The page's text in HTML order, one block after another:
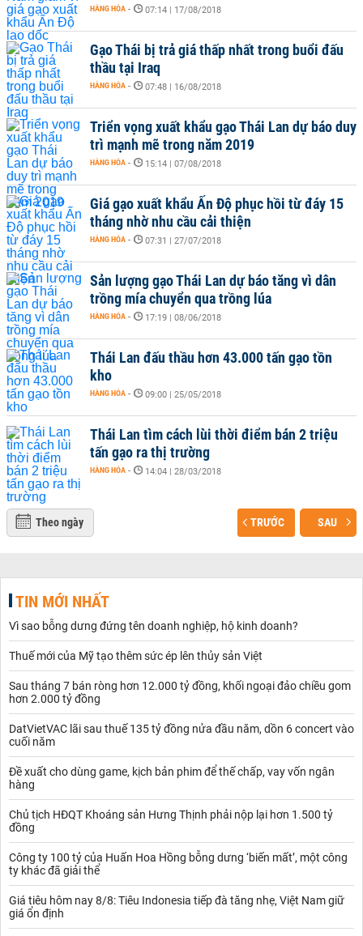
HÀNG HÓA - 07:14 | 17/08/2018
Gạo Thái bị trả giá thấp nhất trong buổi đấu
thầu tại Iraq
HÀNG HÓA - 07:48 | 16/08/2018
Triển vọng xuất khẩu gạo Thái Lan dự báo duy
trì mạnh mẽ trong năm 2019
HÀNG HÓA - 15:14 | 07/08/2018
Giá gạo xuất khẩu Ấn Độ phục hồi từ đáy 15
tháng nhờ nhu cầu cải thiện
HÀNG HÓA - 07:31 | 27/07/2018
Sản lượng gạo Thái Lan dự báo tăng vì dân
trồng mía chuyển qua trồng lúa
HÀNG HÓA - 17:19 | 08/06/2018
Thái Lan đấu thầu hơn 43.000 tấn gạo tồn
kho
HÀNG HÓA - 09:00 | 25/05/2018
Thái Lan tìm cách lùi thời điểm bán 2 triệu
tấn gạo ra thị trường
HÀNG HÓA - 14:04 | 28/03/2018
Theo ngày TRƯỚC SAU
TIN MỚI NHẤT
Vì sao bỗng dưng đứng tên doanh nghiệp, hộ kinh doanh?
Thuế mới của Mỹ tạo thêm sức ép lên thủy sản Việt
Sau tháng 7 bán ròng hơn 12.000 tỷ đồng, khối ngoại đảo chiều gom
hơn 2.000 tỷ đồng
DatVietVAC lãi sau thuế 135 tỷ đồng nửa đầu năm, dồn 6 concert vào
cuối năm
Đề xuất cho dùng game, kịch bản phim để thế chấp, vay vốn ngân
hàng
Chủ tịch HĐQT Khoáng sản Hưng Thịnh phải nộp lại hơn 1.500 tỷ
đồng
Công ty 100 tỷ của Huấn Hoa Hồng bỗng dưng ‘biến mất’, một công
ty khác đã giải thể
Giá tiêu hôm nay 8/8: Tiêu Indonesia tiếp đà tăng nhẹ, Việt Nam giữ
giá ổn định